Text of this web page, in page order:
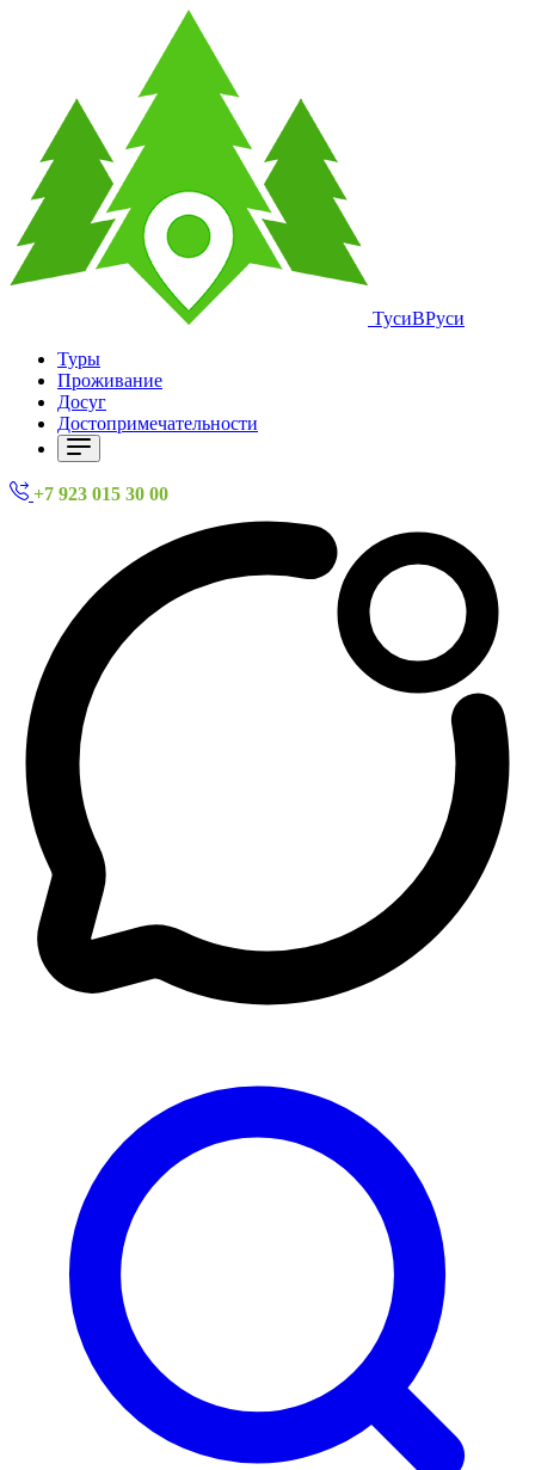
ТусиВРуси
Туры
Проживание
Досуг
Достопримечательности
+7 923 015 30 00